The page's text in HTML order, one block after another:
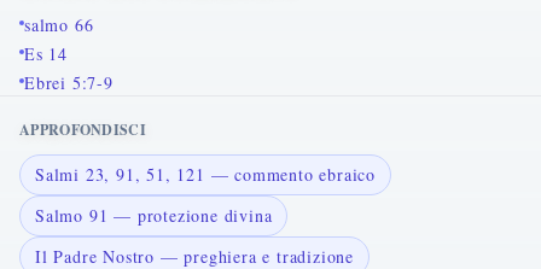
salmo 66
Es 14
Ebrei 5:7-9
APPROFONDISCI
Salmi 23, 91, 51, 121 — commento ebraico
Salmo 91 — protezione divina
Il Padre Nostro — preghiera e tradizione